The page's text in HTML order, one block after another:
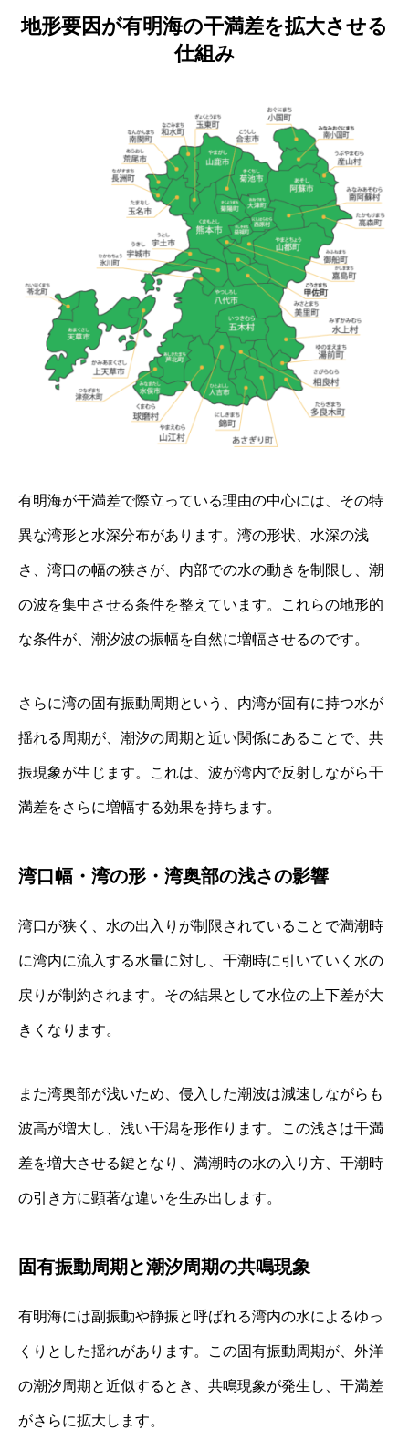
地形要因が有明海の干満差を拡大させる
仕組み
有明海が干満差で際立っている理由の中心には、その特
異な湾形と水深分布があります。湾の形状、水深の浅
さ、湾口の幅の狭さが、内部での水の動きを制限し、潮
の波を集中させる条件を整えています。これらの地形的
な条件が、潮汐波の振幅を自然に増幅させるのです。
さらに湾の固有振動周期という、内湾が固有に持つ水が
揺れる周期が、潮汐の周期と近い関係にあることで、共
振現象が生じます。これは、波が湾内で反射しながら干
満差をさらに増幅する効果を持ちます。
湾口幅・湾の形・湾奥部の浅さの影響
湾口が狭く、水の出入りが制限されていることで満潮時
に湾内に流入する水量に対し、干潮時に引いていく水の
戻りが制約されます。その結果として水位の上下差が大
きくなります。
また湾奥部が浅いため、侵入した潮波は減速しながらも
波高が増大し、浅い干潟を形作ります。この浅さは干満
差を増大させる鍵となり、満潮時の水の入り方、干潮時
の引き方に顕著な違いを生み出します。
固有振動周期と潮汐周期の共鳴現象
有明海には副振動や静振と呼ばれる湾内の水によるゆっ
くりとした揺れがあります。この固有振動周期が、外洋
の潮汐周期と近似するとき、共鳴現象が発生し、干満差
がさらに拡大します。